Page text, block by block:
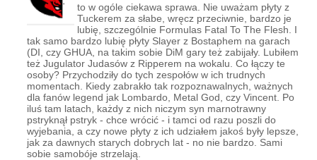
to w ogóle ciekawa sprawa. Nie uważam płyty z
Tuckerem za słabe, wręcz przeciwnie, bardzo je
lubię, szczególnie Formulas Fatal To The Flesh. I
tak samo bardzo lubię płyty Slayer z Bostaphem na garach
(DI, czy GHUA, na takim sobie DiM gary też zabijały. Lubiłem
też Jugulator Judasów z Ripperem na wokalu. Co łączy te
osoby? Przychodziły do tych zespołów w ich trudnych
momentach. Kiedy zabrakło tak rozpoznawalnych, ważnych
dla fanów legend jak Lombardo, Metal God, czy Vincent. Po
iluś tam latach, każdy z nich niczym syn marnotrawny
pstryknął pstryk - chce wrócić - i tamci od razu poszli do
wyjebania, a czy nowe płyty z ich udziałem jakoś były lepsze,
jak za dawnych starych dobrych lat - no nie bardzo. Sami
sobie samobóje strzelają.